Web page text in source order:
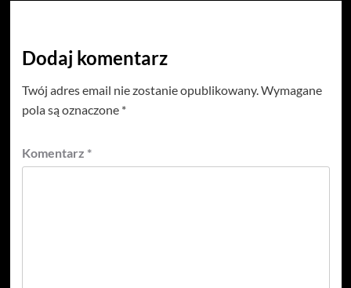
Dodaj komentarz
Twój adres email nie zostanie opublikowany. Wymagane
pola są oznaczone *
Komentarz *